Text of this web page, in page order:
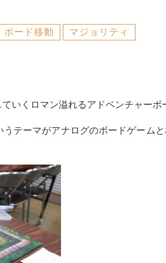
ボード移動 マジョリティ
いくロマン溢れるアドベンチャーボ
テーマがアナログのボードゲーム